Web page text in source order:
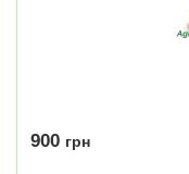
900 грн